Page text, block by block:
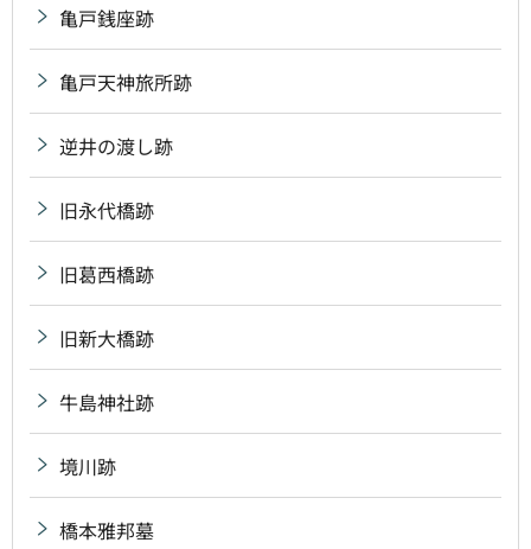
亀戸銭座跡
亀戸天神旅所跡
逆井の渡し跡
旧永代橋跡
旧葛西橋跡
旧新大橋跡
牛島神社跡
境川跡
橋本雅邦墓